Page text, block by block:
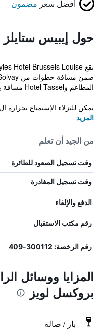
أفضل سعر مضمون
حول إيبيس
المطاعم وHotel Tassel مسافة بسيطة.
يمكن للنزلاء الإستمتاع بحرارة
المزيد
من الجيد أن تعلم
وقت تسجيل الصعود للطائرة
وقت تسجيل المغادرة
الدفع والإلغاء
رقم مكتب الاستقبال
رقم الرخصة: 300112-409
المزايا ووسائل
بروكسل لويز
بار / صالة